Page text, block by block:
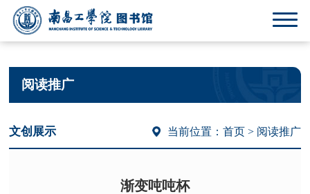
阅读推广
文创展示 当前位置： 首页> 阅读推广
渐变吨吨杯